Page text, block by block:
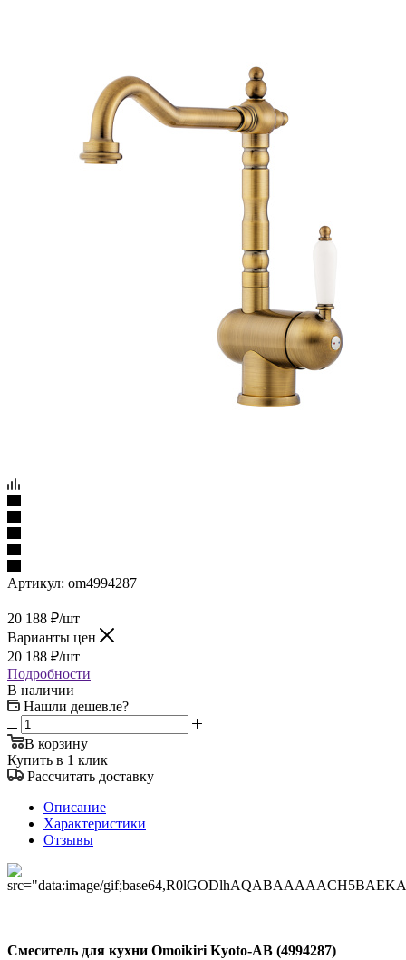
Артикул: om4994287
20 188 ₽/шт
Варианты цен
20 188 ₽/шт
Подробности
В наличии
Нашли дешевле?
В корзину
Купить в 1 клик
Рассчитать доставку
Описание
Характеристики
Отзывы
Смеситель для кухни Omoikiri Kyoto-AB (4994287)